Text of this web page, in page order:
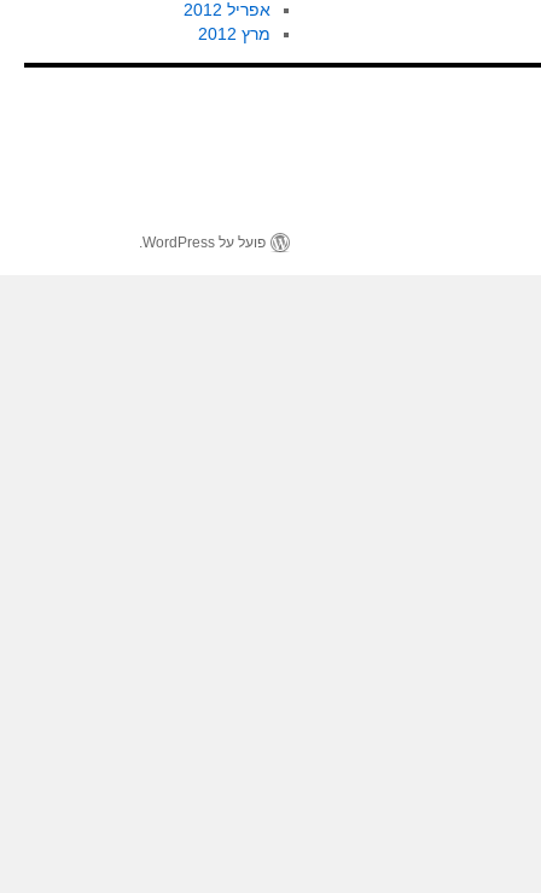
אפריל 2012
מרץ 2012
פועל על WordPress.